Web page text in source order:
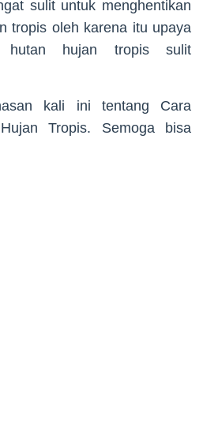
sulit untuk menghentikan
tropis oleh karena itu upaya
hutan hujan tropis sulit
kali ini tentang Cara
Tropis. Semoga bisa